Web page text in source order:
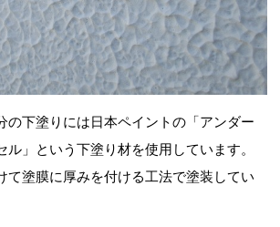
の下塗りには日本ペイントの「アンダー
ル」という下塗り材を使用しています。
て塗膜に厚みを付ける工法で塗装してい